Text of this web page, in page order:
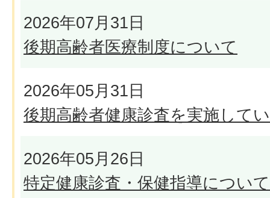
2026年07月31日
後期高齢者医療制度について
2026年05月31日
後期高齢者健康診査を実施して
2026年05月26日
特定健康診査・保健指導について